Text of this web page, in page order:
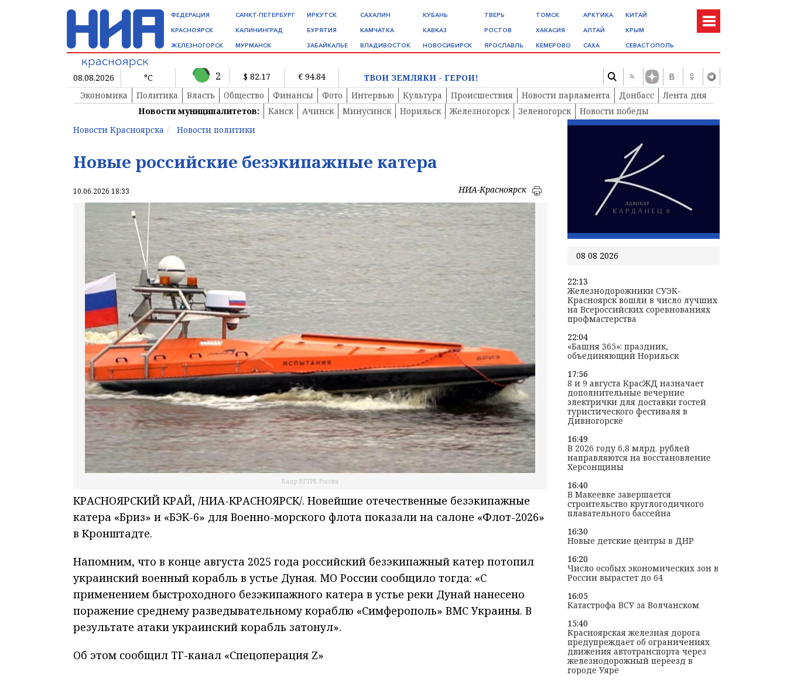
ФЕДЕРАЦИЯ
КРАСНОЯРСК
ЖЕЛЕЗНОГОРСК
САНКТ-ПЕТЕРБУРГ
КАЛИНИНГРАД
МУРМАНСК
ИРКУТСК
БУРЯТИЯ
ЗАБАЙКАЛЬЕ
САХАЛИН
КАМЧАТКА
ВЛАДИВОСТОК
КУБАНЬ
КАВКАЗ
НОВОСИБИРСК
ТВЕРЬ
РОСТОВ
ЯРОСЛАВЛЬ
ТОМСК
ХАКАСИЯ
КЕМЕРОВО
АРКТИКА
АЛТАЙ
САХА
КИТАЙ
КРЫМ
СЕВАСТОПОЛЬ
08.08.2026 °C 2 $ 82.17 € 94.84
ТВОИ ЗЕМЛЯКИ - ГЕРОИ!
Экономика
Политика Власть Общество Финансы Фото Интервью Культура Происшествия Новости парламента Донбасс
Лента дня
Новости муниципалитетов:
Канск Ачинск Минусинск Норильск Железногорск Зеленогорск
Новости победы
Новости Красноярска
Новости политики
Новые российские безэкипажные катера
10.06.2026 18:33 НИА-Красноярск
Кадр ВГТРК Россия
КРАСНОЯРСКИЙ КРАЙ, /НИА-КРАСНОЯРСК/. Новейшие отечественные безэкипажные
катера «Бриз» и «БЭК-6» для Военно-морского флота показали на салоне «Флот-2026»
в Кронштадте.
Напомним, что в конце августа 2025 года российский безэкипажный катер потопил
украинский военный корабль в устье Дуная. МО России сообщило тогда: «С
применением быстроходного безэкипажного катера в устье реки Дунай нанесено
поражение среднему разведывательному кораблю «Симферополь» ВМС Украины. В
результате атаки украинский корабль затонул».
Об этом сообщил ТГ-канал «Спецоперация Z»
08 08 2026
22:13
Железнодорожники СУЭК-
Красноярск вошли в число лучших
на Всероссийских соревнованиях
профмастерства
22:04
«Башня 365»: праздник,
объединяющий Норильск
17:56
8 и 9 августа КрасЖД назначает
дополнительные вечерние
электрички для доставки гостей
туристического фестиваля в
Дивногорске
16:49
В 2026 году 6,8 млрд. рублей
направляются на восстановление
Херсонщины
16:40
В Макеевке завершается
строительство круглогодичного
плавательного бассейна
16:30
Новые детские центры в ДНР
16:20
Число особых экономических зон в
России вырастет до 64
16:05
Катастрофа ВСУ за Волчанском
15:40
Красноярская железная дорога
предупреждает об ограничениях
движения автотранспорта через
железнодорожный переезд в
городе Уяре